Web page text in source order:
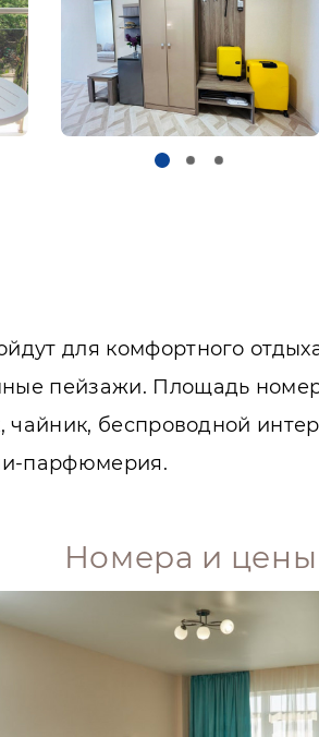
для комфортного
пейзажи. Площадь
беспроводной
парфюмерия.
Номера и цены